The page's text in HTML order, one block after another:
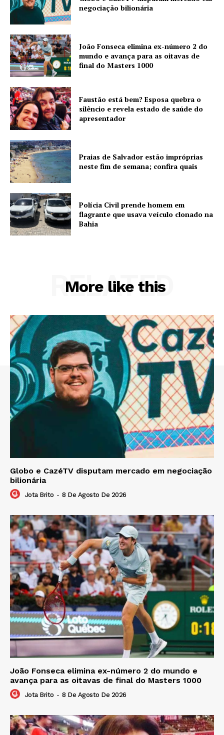
negociação bilionária
João Fonseca elimina ex-número 2 do
mundo e avança para as oitavas de
final do Masters 1000
Faustão está bem? Esposa quebra o
silêncio e revela estado de saúde do
apresentador
Praias de Salvador estão impróprias
neste fim de semana; confira quais
Polícia Civil prende homem em
flagrante que usava veículo clonado na
Bahia
More like this
RELATED
Globo e CazéTV disputam mercado em negociação
bilionária
Jota Brito - 8 De Agosto De 2026
João Fonseca elimina ex-número 2 do mundo e
avança para as oitavas de final do Masters 1000
Jota Brito - 8 De Agosto De 2026